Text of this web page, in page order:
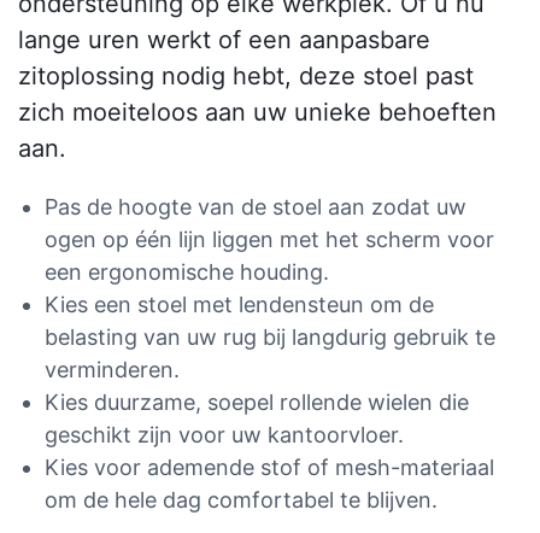
lange uren werkt of een aanpasbare
zitoplossing nodig hebt, deze stoel past
zich moeiteloos aan uw unieke behoeften
aan.
Pas de hoogte van de stoel aan zodat uw
ogen op één lijn liggen met het scherm voor
een ergonomische houding.
Kies een stoel met lendensteun om de
belasting van uw rug bij langdurig gebruik te
verminderen.
Kies duurzame, soepel rollende wielen die
geschikt zijn voor uw kantoorvloer.
Kies voor ademende stof of mesh-materiaal
om de hele dag comfortabel te blijven.